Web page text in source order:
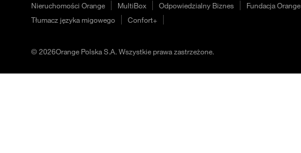
Nieruchomości Orange
MultiBox Odpowiedzialny Biznes Fundacja Orange
Tłumacz języka migowego
Confort+
©2026Orange Polska S.A. Wszystkie prawa zastrzeżone.